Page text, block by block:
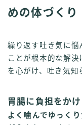
めの体づくり
繰り返す吐き気に悩
ことが根本的な解
を心がけ、吐き気知
胃腸に負担をか
よく噛んでゆっくり